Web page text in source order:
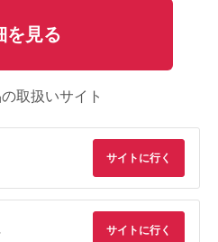
を見る
取扱いサイト
サイトに行く
サイトに行く